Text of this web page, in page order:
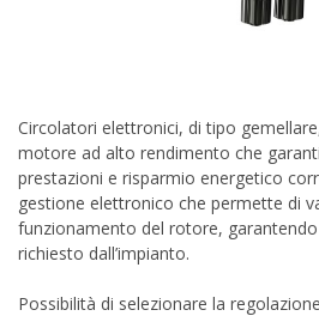
Circolatori elettronici, di tipo
motore ad alto rendimento che
prestazioni e risparmio energetico
gestione elettronico che permette di
funzionamento del rotore,
richiesto dall’impianto.
Possibilità di selezionare la